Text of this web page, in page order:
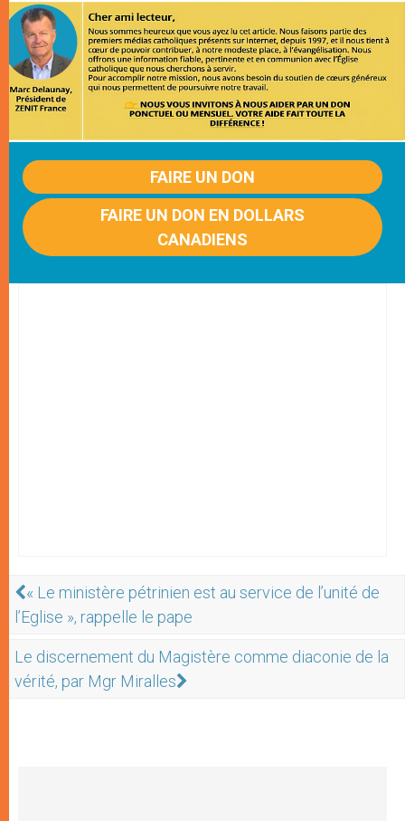
FAIRE UN DON
FAIRE UN DON EN DOLLARS
CANADIENS
« Le ministère pétrinien est au service de l’unité de
l’Eglise », rappelle le pape
Le discernement du Magistère comme diaconie de la
vérité, par Mgr Miralles